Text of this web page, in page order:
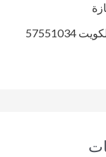
فني اجهزة بصمة الكويت 57551034